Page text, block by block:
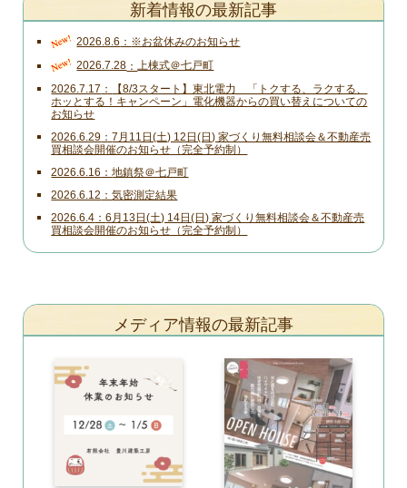
新着情報の最新記事
New! 2026.8.6 ※お盆休みのお知らせ
New! 2026.7.28 上棟式＠七戸町
2026.7.17
【8/3スタート】東北電力 「トクする、ラクする、
ホッとする！キャンペーン」電化機器からの買い替えについての
お知らせ
2026.6.29
7月11日(土) 12日(日) 家づくり無料相談会＆不動産売
買相談会開催のお知らせ（完全予約制）
2026.6.16 地鎮祭＠七戸町
2026.6.12 気密測定結果
2026.6.4
6月13日(土) 14日(日) 家づくり無料相談会＆不動産売
買相談会開催のお知らせ（完全予約制）
メディア情報の最新記事